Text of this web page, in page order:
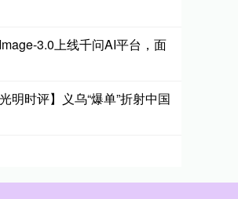
3.0上线千问AI平台，面
明时评】义乌“爆单”折射中国